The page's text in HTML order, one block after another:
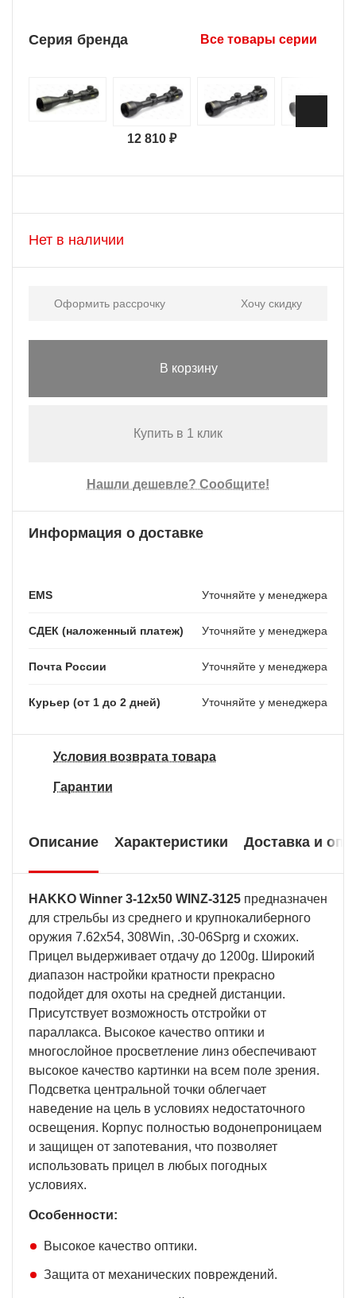
Серия бренда Все товары серии
12 810 ₽
Нет в наличии
Оформить рассрочку Хочу скидку
В корзину
Купить в 1 клик
Нашли дешевле? Сообщите!
Информация о доставке
EMS Уточняйте у менеджера
СДЕК (наложенный платеж) Уточняйте у менеджера
Почта России Уточняйте у менеджера
Курьер (от 1 до 2 дней) Уточняйте у менеджера
Условия возврата товара
Гарантии
Описание Характеристики Доставка и
HAKKO Winner 3-12x50 WINZ-3125 предназначен
для стрельбы из среднего и крупнокалиберного
оружия 7.62x54, 308Win, .30-06Sprg и схожих.
Прицел выдерживает отдачу до 1200g. Широкий
диапазон настройки кратности прекрасно
подойдет для охоты на средней дистанции.
Присутствует возможность отстройки от
параллакса. Высокое качество оптики и
многослойное просветление линз обеспечивают
высокое качество картинки на всем поле зрения.
Подсветка центральной точки облегчает
наведение на цель в условиях недостаточного
освещения. Корпус полностью водонепроницаем
и защищен от запотевания, что позволяет
использовать прицел в любых погодных
условиях.
Особенности:
Высокое качество оптики.
Защита от механических повреждений.